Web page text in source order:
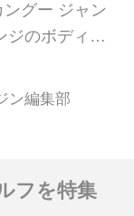
グー ジャン
ジのボディカ
ル ディーゼ
した。
ン編集部
フを特集